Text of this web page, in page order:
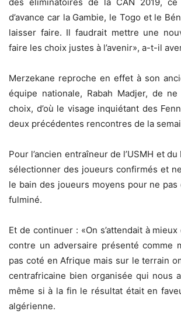
d’avance car la Gambie, le Togo et le
laisser faire. Il faudrait mettre une
faire les choix justes à l’avenir», a-t-il
Merzekane reproche en effet à son
équipe nationale, Rabah Madjer, de
choix, d’où le visage inquiétant des
deux précédentes rencontres de la
Pour l’ancien entraîneur de l’USMH et
sélectionner des joueurs confirmés et
le bain des joueurs moyens pour ne
fulminé.
Et de continuer : «On s’attendait à mieux
contre un adversaire présenté comme
pas coté en Afrique mais sur le terrain
centrafricaine bien organisée qui nous
même si à la fin le résultat était en
algérienne.